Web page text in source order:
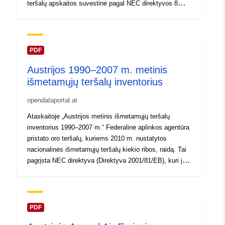
teršalų apskaitos suvestinė pagal NEC direktyvos 8
duomenys rodo, kad sieros dioksido (SO2) kiekis
padidėjo 7,7 %, o lakiųjų organinių junginių be metano
azoto oksidų (NOx) kiekis sumažėjo 1,4 proc., o
išmetamas amoniako (NH3) kiekis 2009–2010 m.
teršalų nacionalinėmis ribomis matyti, kad SO2, NMLOJ
ir NH3 buvo mažesnės už šias ribas, o NOx išmetamas
kiekis gerokai viršijo šias ribas.
PDF
Austrijos 1990–2007 m. metinis
išmetamųjų teršalų inventorius
opendataportal.at
Ataskaitoje „Austrijos metinis išmetamųjų teršalų
inventorius 1990–2007 m.“ Federalinė aplinkos agentūra
pristato oro teršalų, kuriems 2010 m. nustatytos
nacionalinės išmetamųjų teršalų kiekio ribos, raidą. Tai
pagrįsta NEC direktyva (Direktyva 2001/81/EB), kuri į
34/2003). Austrijos oro teršalų inventoriaus rezultatai
rodo, kad 2006–2007 m. SO2 kiekis labai sumažėjo
PDF